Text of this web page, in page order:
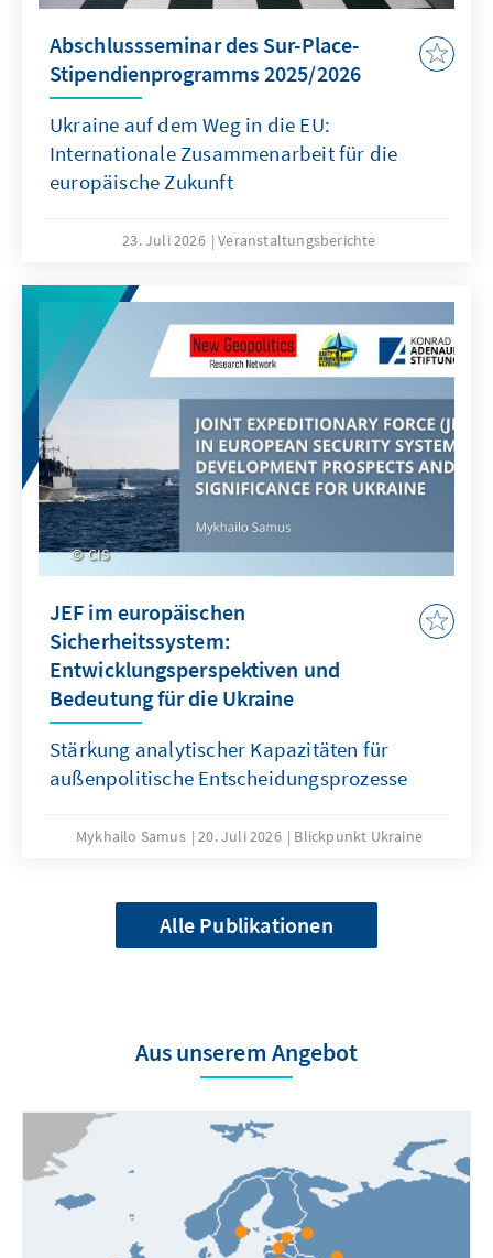
Abschlussseminar des Sur-Place-
Stipendienprogramms 2025/2026
Ukraine auf dem Weg in die EU:
Internationale Zusammenarbeit für die
europäische Zukunft
23. Juli 2026 Veranstaltungsberichte
CIS
JEF im europäischen
Sicherheitssystem:
Entwicklungsperspektiven und
Bedeutung für die Ukraine
Stärkung analytischer Kapazitäten für
außenpolitische Entscheidungsprozesse
Mykhailo Samus 20. Juli 2026 Blickpunkt Ukraine
Alle Publikationen
Aus unserem Angebot